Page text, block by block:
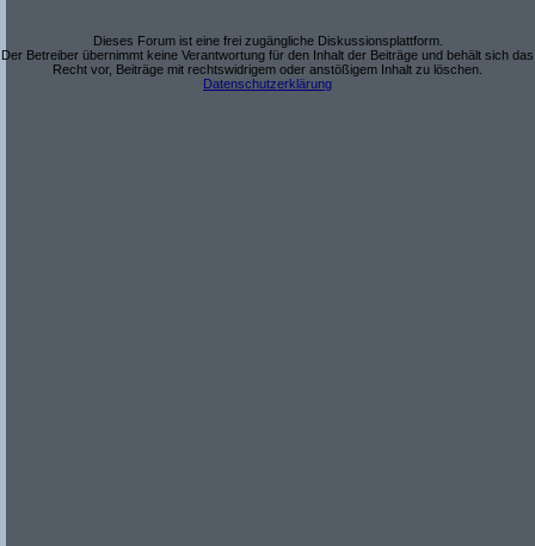
Dieses Forum ist eine frei zugängliche Diskussionsplattform.
Der Betreiber übernimmt keine Verantwortung für den Inhalt der Beiträge und behält sich das
Recht vor, Beiträge mit rechtswidrigem oder anstößigem Inhalt zu löschen.
Datenschutzerklärung